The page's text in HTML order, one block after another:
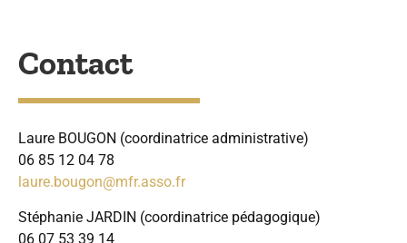
Contact
Laure BOUGON (coordinatrice administrative)
06 85 12 04 78
laure.bougon@mfr.asso.fr
Stéphanie JARDIN (coordinatrice pédagogique)
06 07 53 39 14